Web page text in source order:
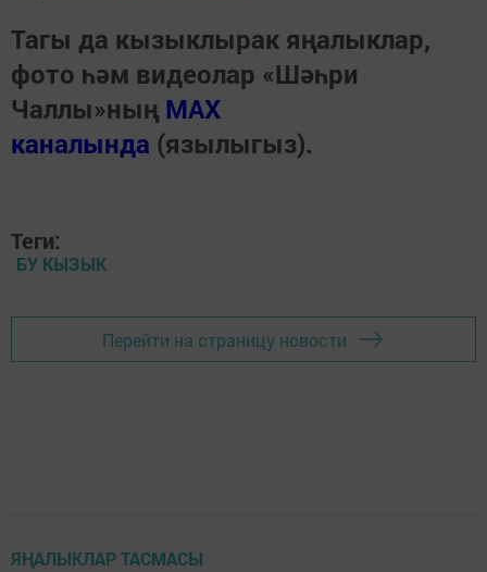
Тагы да кызыклырак яңалыклар,
фото һәм видеолар «Шәһри
Чаллы»ның MAX
каналында (язылыгыз).
Теги:
БУ КЫЗЫК
Перейти на страницу новости
ЯҢАЛЫКЛАР ТАСМАСЫ